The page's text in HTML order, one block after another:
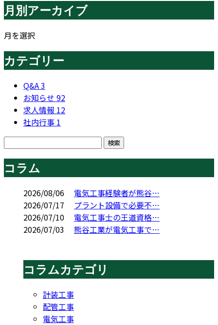
月別アーカイブ
月を選択
カテゴリー
Q&A3
お知らせ 92
求人情報 12
社内行事 1
コラム
2026/08/06
電気工事経験者が熊谷…
2026/07/17
プラント設備で必要不…
2026/07/10
電気工事士の王道資格…
2026/07/03
熊谷工業が電気工事で…
コラムカテゴリ
計装工事
配管工事
電気工事